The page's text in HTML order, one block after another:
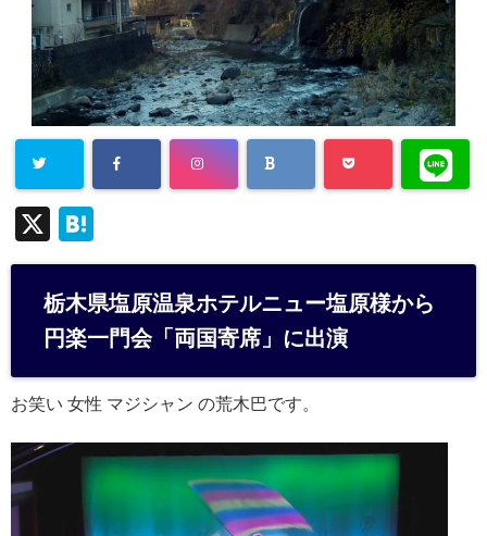
X
at
e
n
栃木県塩原温泉ホテルニュー塩原様から
円楽一門会「両国寄席」に出演
お笑い 女性 マジシャン の荒木巴です。